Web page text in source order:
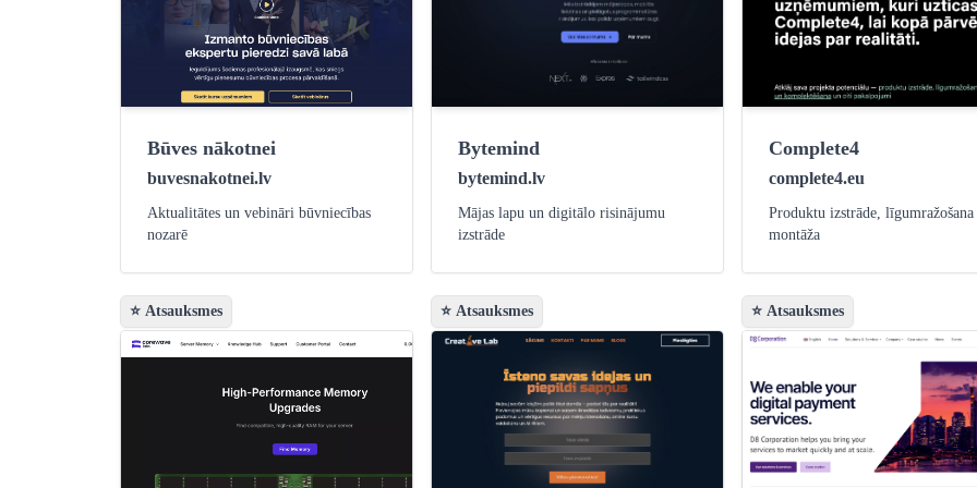
Būves nākotnei
buvesnakotnei.lv
Aktualitātes un vebināri būvniecības
nozarē
Bytemind
bytemind.lv
Mājas lapu un digitālo risinājumu
izstrāde
Complete4
complete4.eu
Produktu izstrāde, līgumražošana
montāža
⭐ Atsauksmes ⭐ Atsauksmes ⭐ Atsauksmes